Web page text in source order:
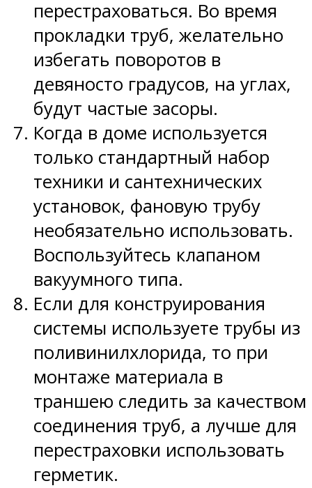
перестраховаться. Во время
прокладки труб, желательно
избегать поворотов в
девяносто градусов, на углах,
будут частые засоры.
Когда в доме используется
только стандартный набор
техники и сантехнических
установок, фановую трубу
необязательно использовать.
Воспользуйтесь клапаном
вакуумного типа.
Если для конструирования
системы используете трубы из
поливинилхлорида, то при
монтаже материала в
траншею следить за качеством
соединения труб, а лучше для
перестраховки использовать
герметик.